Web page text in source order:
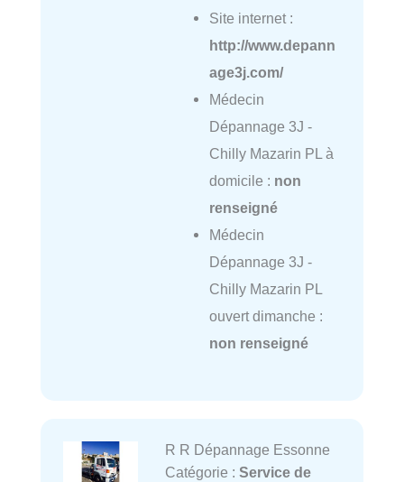
Site internet :
http://www.depann
age3j.com/
Médecin
Dépannage 3J -
Chilly Mazarin PL à
domicile : non
renseigné
Médecin
Dépannage 3J -
Chilly Mazarin PL
ouvert dimanche :
non renseigné
R R Dépannage Essonne
Catégorie : Service de